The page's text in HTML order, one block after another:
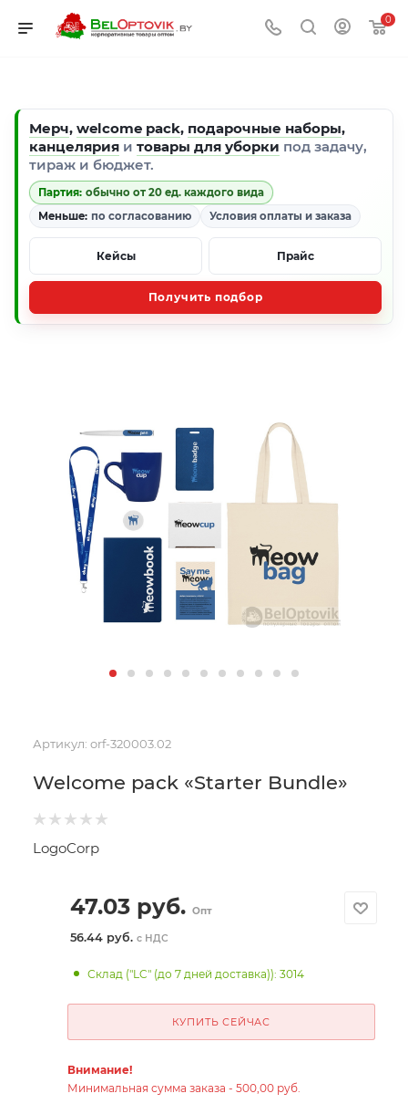
0
Мерч, welcome pack, подарочные наборы,
канцелярия и товары для уборки под задачу,
тираж и бюджет.
Партия: обычно от 20 ед. каждого вида
Меньше: по согласованию Условия оплаты и заказа
Кейсы Прайс
Получить подбор
Артикул: orf-320003.02
Welcome pack «Starter Bundle»
LogoCorp
47.03руб. Опт
56.44 руб. с НДС
Склад ("LC" (до 7 дней доставка)): 3014
КУПИТЬ СЕЙЧАС
Внимание!
Минимальная сумма заказа - 500,00 руб.